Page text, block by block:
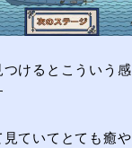
けるとこういう
ていてとても癒